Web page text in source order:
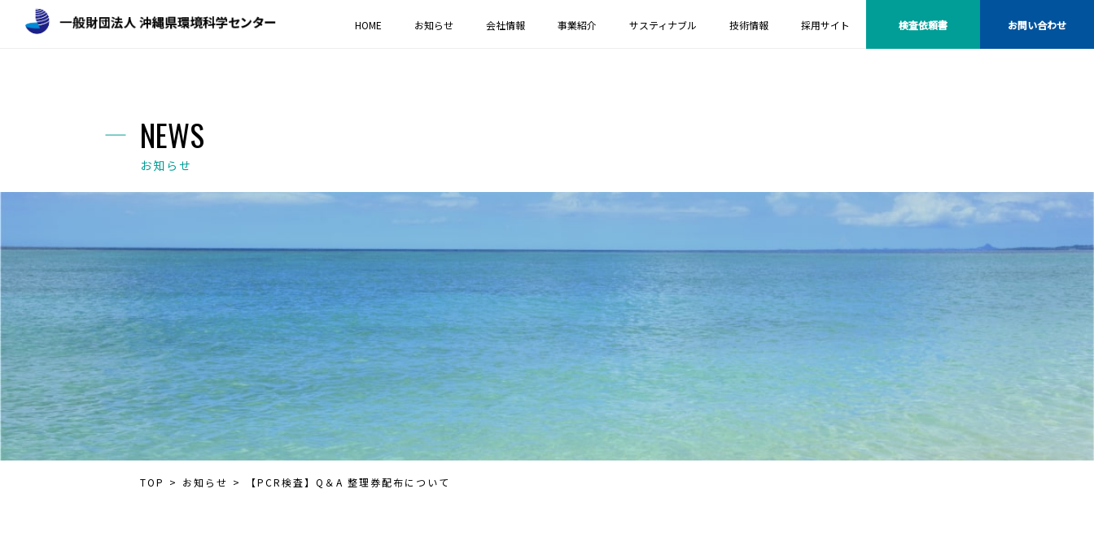
HOME お知らせ 会社情報 事業紹介 サスティナブル 技術情報 採用サイト 検査依頼書 お問い合わせ
NEWS
お知らせ
TOP お知らせ 【PCR検査】Q＆A 整理券配布について